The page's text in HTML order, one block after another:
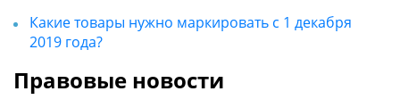
Какие товары нужно маркировать с 1 декабря
2019 года?
Правовые новости